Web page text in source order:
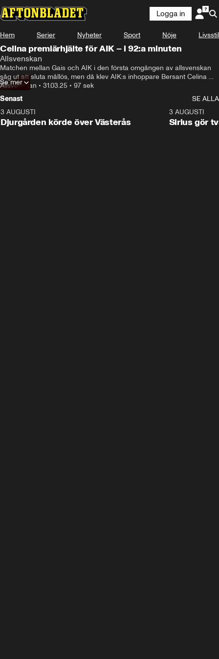
Logga in
Hem Serier Nyheter Sport Nöje Livsstil
Celina premiärhjälte för AIK – i 92:a minuten
Allsvenskan
Matchen mellan Gais och AIK i den första omgången av allsvenskan
såg ut att sluta mållös, men då klev AIK:s inhoppare Bersant Celina
fram och gav laget ledningen i 92:a minuten.
Allsvenskan • 31.03.25 • 97 sek
Se mer
Senast
SE ALLA
3 AUGUSTI
Djurgården körde över Västerås
3 AUGUSTI
Sirius gör